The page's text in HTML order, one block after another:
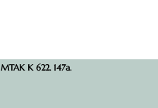
MTAK K 622. 147a.